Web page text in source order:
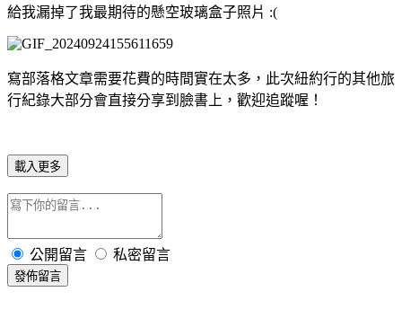
給我漏掉了我最期待的懸空玻璃盒子照片 :(
寫部落格文章需要花費的時間實在太多，此次紐約行的其他旅
行紀錄大部分會直接分享到臉書上，歡迎追蹤喔！
載入更多
公開留言 私密留言
發佈留言